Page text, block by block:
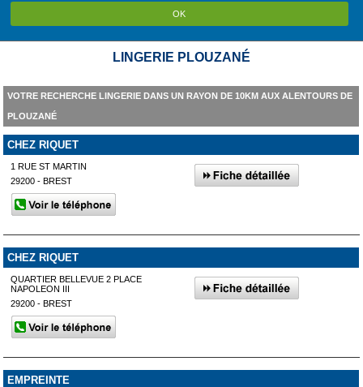
OK
LINGERIE PLOUZANÉ
VOTRE RECHERCHE LINGERIE DANS UN RAYON DE 10KM AUX ALENTOURS DE
PLOUZANÉ
CHEZ RIQUET
1 RUE ST MARTIN
29200 - BREST
CHEZ RIQUET
QUARTIER BELLEVUE 2 PLACE
NAPOLEON III
29200 - BREST
EMPREINTE